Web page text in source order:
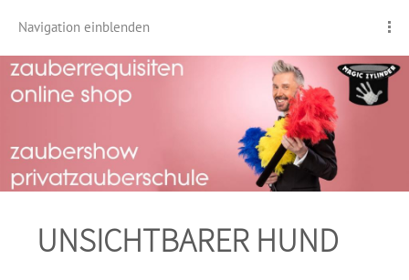
Navigation einblenden
UNSICHTBARER HUND